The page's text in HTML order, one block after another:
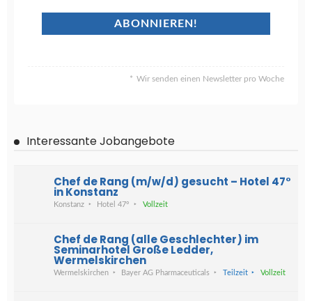
Wir senden einen Newsletter pro Woche
Interessante Jobangebote
Chef de Rang (m/w/d) gesucht – Hotel 47°
in Konstanz
Konstanz Hotel 47° Vollzeit
Chef de Rang (alle Geschlechter) im
Seminarhotel Große Ledder,
Wermelskirchen
Wermelskirchen Bayer AG Pharmaceuticals Teilzeit Vollzeit